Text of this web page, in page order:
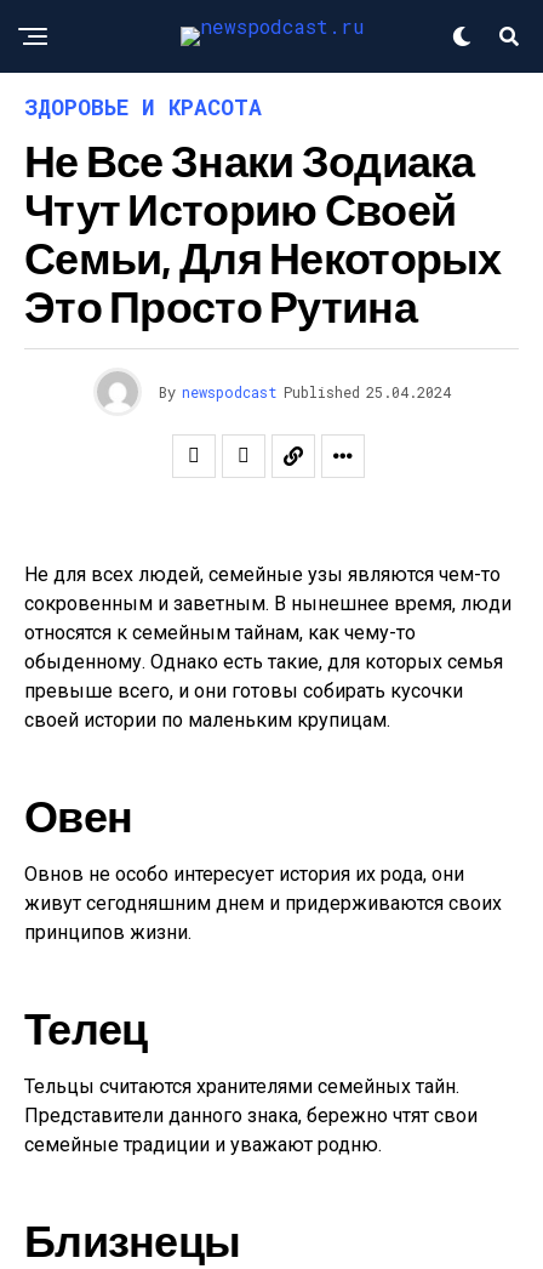
ЗДОРОВЬЕ И КРАСОТА
Не Все Знаки Зодиака
Чтут Историю Своей
Семьи, Для Некоторых
Это Просто Рутина
By newspodcast Published 25.04.2024
Не для всех людей, семейные узы являются чем-то
сокровенным и заветным. В нынешнее время, люди
относятся к семейным тайнам, как чему-то
обыденному. Однако есть такие, для которых семья
превыше всего, и они готовы собирать кусочки
своей истории по маленьким крупицам.
Овен
Овнов не особо интересует история их рода, они
живут сегодняшним днем и придерживаются своих
принципов жизни.
Телец
Тельцы считаются хранителями семейных тайн.
Представители данного знака, бережно чтят свои
семейные традиции и уважают родню.
Близнецы